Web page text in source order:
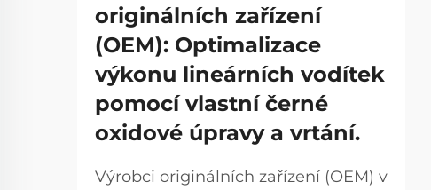
originálních zařízení
(OEM): Optimalizace
výkonu lineárních vodítek
pomocí vlastní černé
oxidové úpravy a vrtání.
Výrobci originálních zařízení (OEM) v